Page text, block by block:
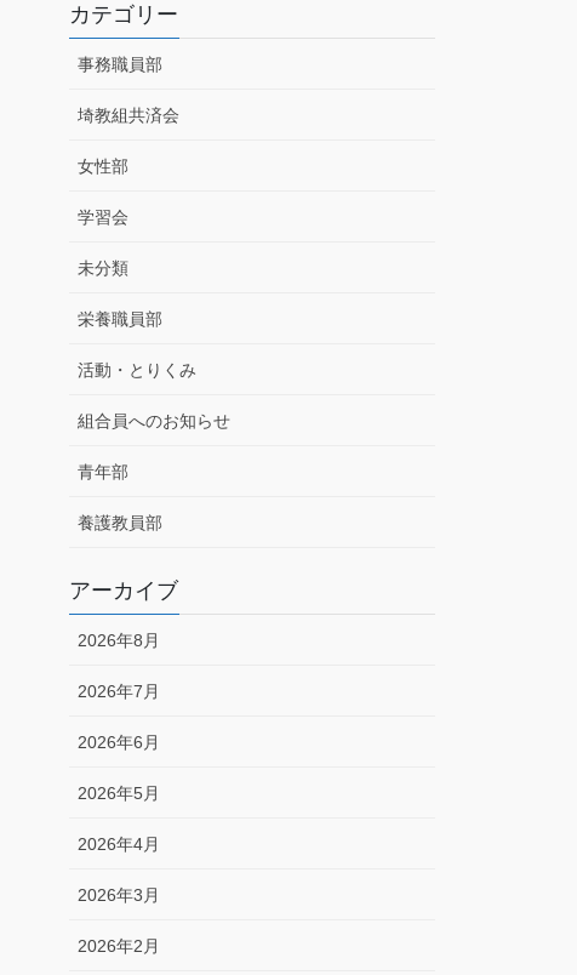
カテゴリー
事務職員部
埼教組共済会
女性部
学習会
未分類
栄養職員部
活動・とりくみ
組合員へのお知らせ
青年部
養護教員部
アーカイブ
2026年8月
2026年7月
2026年6月
2026年5月
2026年4月
2026年3月
2026年2月